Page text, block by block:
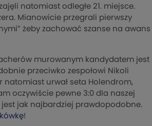
natomiast odległe 21. miejsce.
Mianowicie przegrali pierwszy
żeby zachować szanse na awans
murowanym kandydatem jest
przeciwko zespołowi Nikoli
natomiast urwał seta Holendrom,
oczywiście pewne 3:0 dla naszej
jest jak najbardziej prawdopodobne.
!